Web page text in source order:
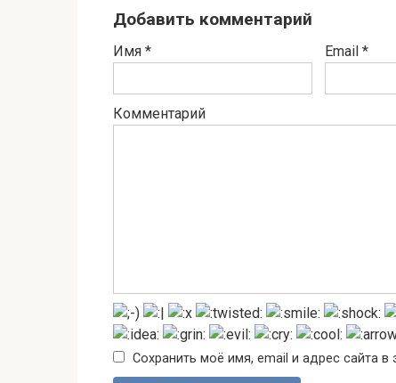
Добавить комментарий
Имя * Email *
Комментарий
Сохранить моё имя, email и адрес сайта